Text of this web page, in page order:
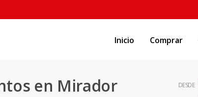
Inicio Comprar
en Mirador
DESDE